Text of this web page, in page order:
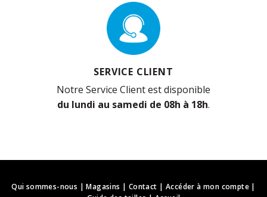
SERVICE CLIENT
Notre Service Client est disponible
du lundi au samedi de 08h à 18h.
Qui sommes-nous |Magasins | Contact | Accéder à mon compte|